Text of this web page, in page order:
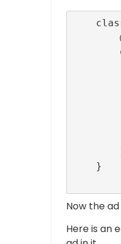
Now the
Here is an